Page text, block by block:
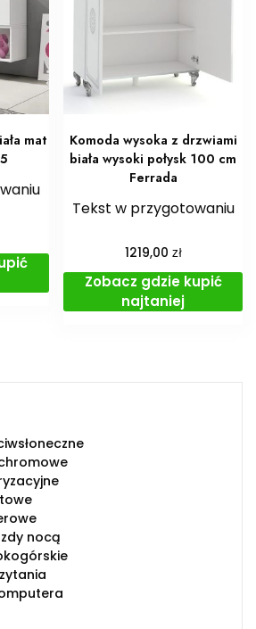
mat
Komoda wysoka z drzwiami
biała wysoki połysk 100 cm
Ferrada
Tekst w przygotowaniu
1219,00 zł
Zobacz gdzie kupić
najtaniej
nocą